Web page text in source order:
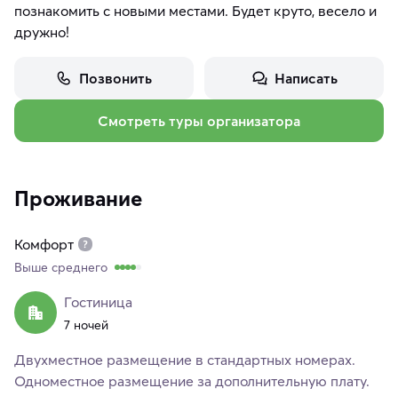
познакомить с новыми местами. Будет круто, весело и
дружно!
Позвонить Написать
Смотреть туры организатора
Проживание
Комфорт
Выше среднего
Гостиница
7 ночей
Двухместное размещение в стандартных номерах.
Одноместное размещение за дополнительную плату.